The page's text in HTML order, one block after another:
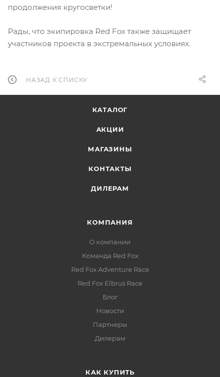
продолжения кругосветки!
Рады, что экипировка Red Fox также защищает
участников проекта в экстремальных условиях.
НАЗАД К СПИСКУ
КАТАЛОГ
АКЦИИ
МАГАЗИНЫ
КОНТАКТЫ
ДИЛЕРАМ
КОМПАНИЯ
О компании
Команда Red Fox
Red Fox Adventure Race
Red Fox Elbrus Race
Блог
Новости
Партнеры
Дилерам
КАК КУПИТЬ